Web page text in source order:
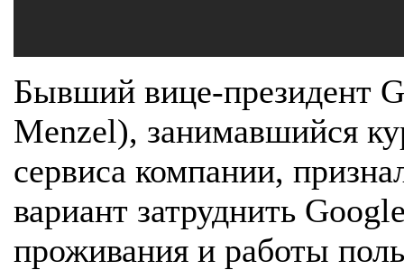
Бывший вице-президент
Menzel), занимавшийся
сервиса компании,
вариант затруднить
проживания и работы